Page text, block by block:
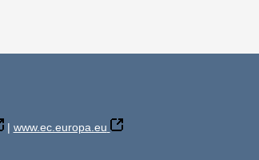
| www.ec.europa.eu